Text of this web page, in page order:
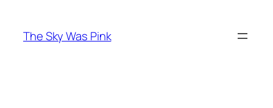
contenido
The Sky Was Pink